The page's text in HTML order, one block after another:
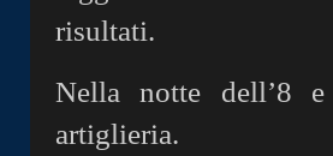
risultati.
Nella notte dell’8
artiglieria.